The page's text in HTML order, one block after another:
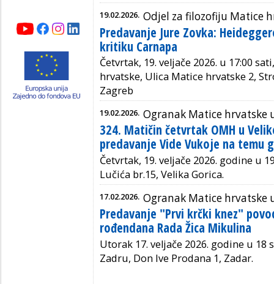
19.02.2026. Odjel za filozofiju Matice
Predavanje Jure Zovka:
kritiku Carnapa
Četvrtak, 19. veljače 2026. u 17:00
hrvatske, Ulica Matice hrvatske 2,
Zagreb
19.02.2026. Ogranak Matice hrvatske
324. Matičin četvrtak OMH u
predavanje Vide Vukoje na temu
Četvrtak, 19. veljače 2026. godine u
Lučića br.15, Velika Gorica.
17.02.2026. Ogranak Matice hrvatske
Predavanje "Prvi krčki knez"
rođendana Rada Žica Mikulina
Utorak 17. veljače 2026. godine u 18
Zadru, Don Ive Prodana 1, Zadar.